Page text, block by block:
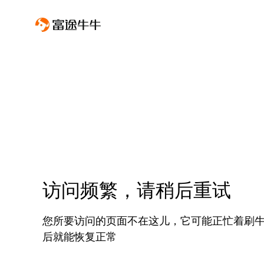
访问频繁，请稍后重试
您所要访问的页面不在这儿，它可能正忙着刷
后就能恢复正常